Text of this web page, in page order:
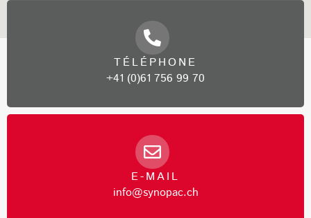
TÉLÉPHONE
+41 (0)61 756 99 70
E-MAIL
info@synopac.ch